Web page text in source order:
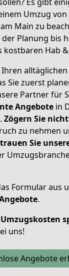
Umzug
Main zu
Planung bis
kostbaren Hab
Sie zuerst
Partner für
Angebote in
Zögern Sie nicht
zu nehmen
Sie
Formular aus
.
Umzugskosten
uns!
Angebote